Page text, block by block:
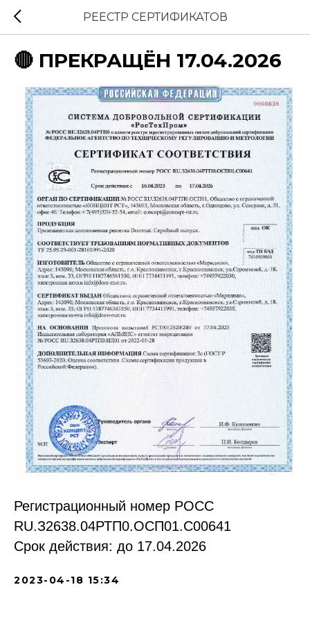
РЕЕСТР СЕРТИФИКАТОВ
🔴 ПРЕКРАЩЁН 17.04.2026
Регистрационный номер РОСС
RU.З2638.04РТП0.OCП01.С00641
Срок действия: до 17.04.2026
2023-04-18 15:34